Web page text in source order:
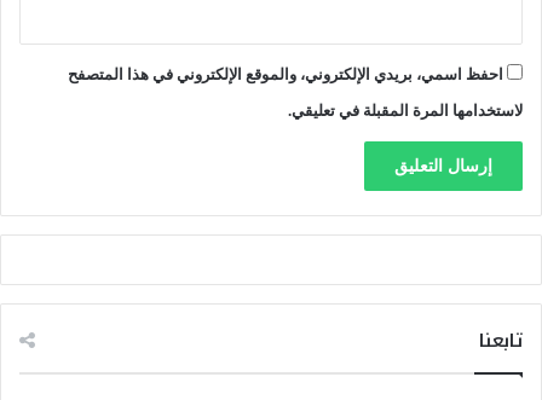
احفظ اسمي، بريدي الإلكتروني، والموقع الإلكتروني في هذا المتصفح
لاستخدامها المرة المقبلة في تعليقي.
تابعنا